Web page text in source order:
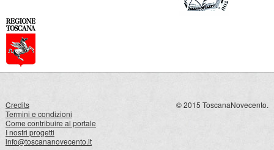
Credits
Termini e condizioni
Come contribuire al portale
I nostri progetti
info@toscananovecento.it
© 2015 ToscanaNovecento.